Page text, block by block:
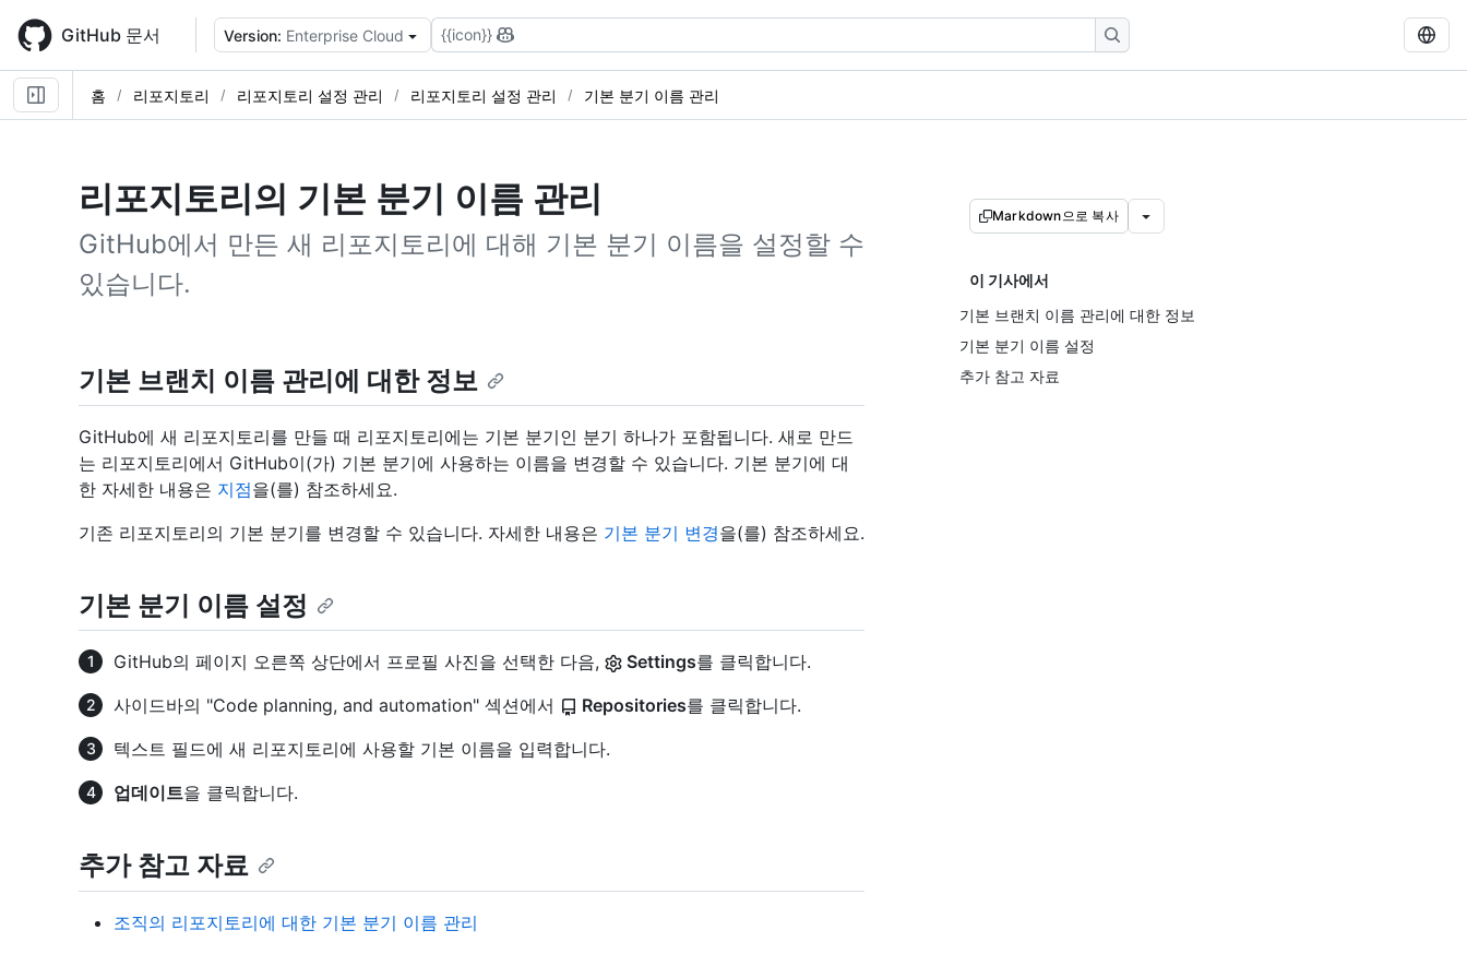
main
content
GitHub 문서 Version: Enterprise Cloud {{icon}}
홈 리포지토리 리포지토리 설정 관리 리포지토리 설정 관리 기본 분기 이름 관리
리포지토리의 기본 분기 이름 관리
GitHub에서 만든 새 리포지토리에 대해 기본 분기 이름을 설정할 수
있습니다.
Markdown으로 복사
이 기사에서
기본 브랜치 이름 관리에 대한 정보
기본 분기 이름 설정
추가 참고 자료
기본 브랜치 이름 관리에 대한 정보
GitHub에 새 리포지토리를 만들 때 리포지토리에는 기본 분기인 분기 하나가 포함됩니다. 새로 만드
는 리포지토리에서 GitHub이(가) 기본 분기에 사용하는 이름을 변경할 수 있습니다. 기본 분기에 대
한 자세한 내용은 지점을(를) 참조하세요.
기존 리포지토리의 기본 분기를 변경할 수 있습니다. 자세한 내용은 기본 분기 변경을(를) 참조하세요.
기본 분기 이름 설정
GitHub의 페이지 오른쪽 상단에서 프로필 사진을 선택한 다음, Settings를 클릭합니다.
사이드바의 "Code planning, and automation" 섹션에서
Repositories를 클릭합니다.
텍스트 필드에 새 리포지토리에 사용할 기본 이름을 입력합니다.
업데이트을 클릭합니다.
추가 참고 자료
조직의 리포지토리에 대한 기본 분기 이름 관리